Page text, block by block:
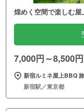
煌めく空間で楽しむ
7,000円～8,500円
新宿ルミネ屋上BBQ
新宿駅／東京都